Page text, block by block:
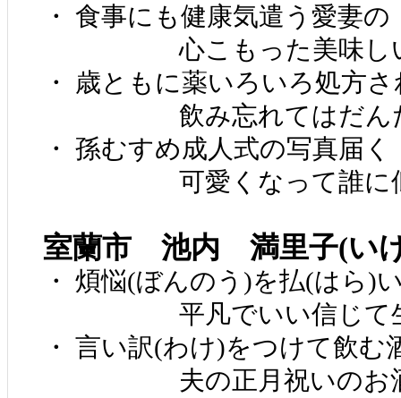
・ 食事にも健康気遣う愛妻の
心こもった美味し
・ 歳ともに薬いろいろ処方さ
飲み忘れてはだんだ
・ 孫むすめ成人式の写真届く
可愛くなって誰に似
室蘭市 池内 満里子(い
・ 煩悩(ぼんのう)を払(はら)
平凡でいい信じて生
・ 言い訳(わけ)をつけて飲む
夫の正月祝いのお